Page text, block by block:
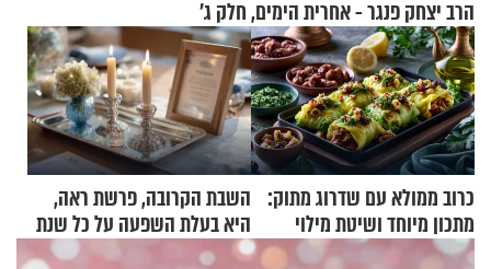
הרב יצחק פנגר - אחרית הימים, חלק ג’
כרוב ממולא עם שדרוג מתוק:
מתכון מיוחד ושיטת מילוי
שאתם חייבים לנסות
השבת הקרובה, פרשת ראה,
היא בעלת השפעה על כל שנת
תשפ"ז